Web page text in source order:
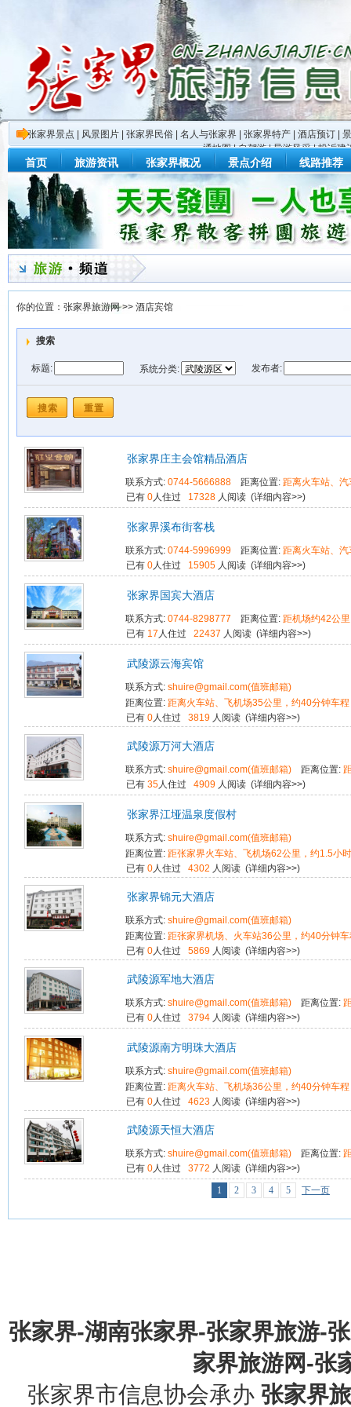
张家界景点 风景图片 张家界民俗 名人与张家界 张家界特产 酒店预订
通地图|自驾游|导游风采|投诉建
首页 旅游资讯 张家界概况 景点介绍 线路推荐
你的位置： 张家界旅游网>> 酒店宾馆
搜索
标题: 系统分类: 发布者:
张家界庄主会馆精品酒店
联系方式:0744-5666888 距离位置:距离火车站、
已有0人住过 17328 人阅读 (详细内容>>)
张家界溪布街客栈
联系方式:0744-5996999 距离位置:距离火车站、
已有0人住过 15905 人阅读 (详细内容>>)
张家界国宾大酒店
联系方式:0744-8298777 距离位置:距机场约42公
已有 17 人住过22437 人阅读 (详细内容>>)
武陵源云海宾馆
联系方式:shuire@gmail.com(值班邮箱)
距离位置:距离火车站、飞机场35公里，约40分钟车程
已有0人住过3819 人阅读 (详细内容>>)
武陵源万河大酒店
联系方式:shuire@gmail.com(值班邮箱) 距离位置:
已有35人住过4909 人阅读 (详细内容>>)
张家界江垭温泉度假村
联系方式:shuire@gmail.com(值班邮箱)
距离位置:距张家界火车站、飞机场62公里，约1.5小
已有0人住过4302 人阅读 (详细内容>>)
张家界锦元大酒店
联系方式:shuire@gmail.com(值班邮箱)
距离位置:距张家界机场、火车站36公里，约40分钟
已有0人住过5869 人阅读 (详细内容>>)
武陵源军地大酒店
联系方式:shuire@gmail.com(值班邮箱) 距离位置:
已有0人住过3794 人阅读 (详细内容>>)
武陵源南方明珠大酒店
联系方式:shuire@gmail.com(值班邮箱)
距离位置:距离火车站、飞机场36公里，约40分钟车程
已有0人住过4623 人阅读 (详细内容>>)
武陵源天恒大酒店
联系方式:shuire@gmail.com(值班邮箱) 距离位置:
已有0人住过3772 人阅读 (详细内容>>)
1
2 3 4 5 下一页
张家界-湖南张家界-张家界旅游-
家界旅游网-张
张家界市信息协会承办 张家界